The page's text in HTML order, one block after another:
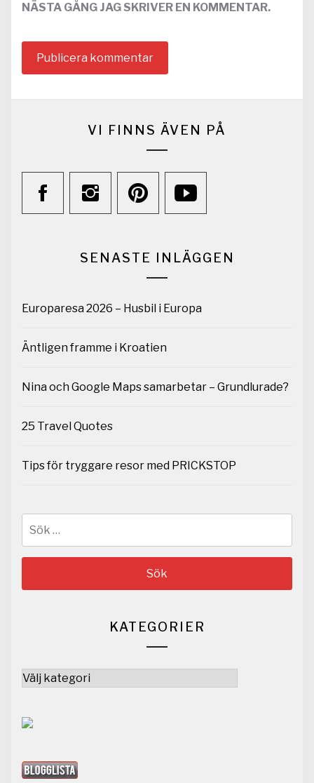
NÄSTA GÅNG JAG SKRIVER EN KOMMENTAR.
VI FINNS ÄVEN PÅ
SENASTE INLÄGGEN
Europaresa 2026 – Husbil i Europa
Äntligen framme i Kroatien
Nina och Google Maps samarbetar – Grundlurade?
25 Travel Quotes
Tips för tryggare resor med PRICKSTOP
KATEGORIER
Kategorier